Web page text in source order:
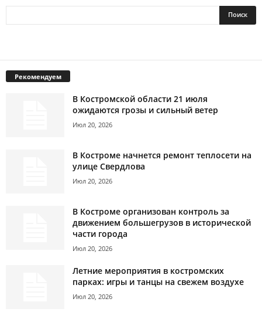
Рекомендуем
В Костромской области 21 июля
ожидаются грозы и сильный ветер
Июл 20, 2026
В Костроме начнется ремонт теплосети на
улице Свердлова
Июл 20, 2026
В Костроме организован контроль за
движением большегрузов в исторической
части города
Июл 20, 2026
Летние мероприятия в костромских
парках: игры и танцы на свежем воздухе
Июл 20, 2026